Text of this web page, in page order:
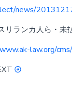
news/
リランカ人ら・未
law.org/